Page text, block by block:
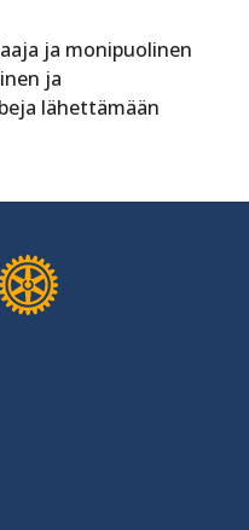
ja monipuolinen
ja
lähettämään